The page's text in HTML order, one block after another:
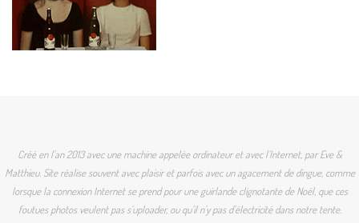
Créé en l'an 2013 avec une machine appelée ordinateur et avec l'Internet, par Eve &
Matthieu. Site réalise souvent avec plaisir et parfois avec un agacement de dingue, comme
lorsque la connexion Internet se prend pour une guirlande clignotante de Noël, que ces
foutues photos veulent pas s'uploader, ou qu'il n'y pas d'électricité dans notre tente.